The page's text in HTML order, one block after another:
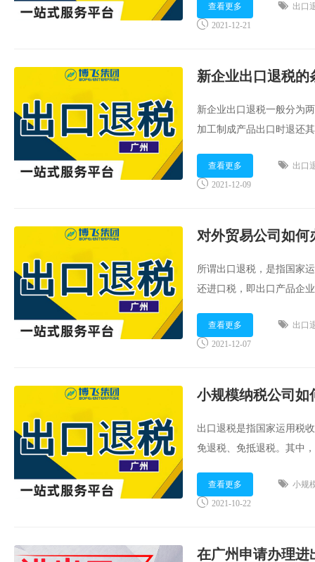
市场上的竞争力并且为世
查看更多
出口
2021-12-21
新企业出口退税的
新企业出口退税一般分为
加工制成产品出口时退还
市场上的竞争力并且为世
查看更多
出口
2021-12-09
对外贸易公司如何
所谓出口退税​，是指国家
还进口税，即出口产品企
已纳的国内税金。总的来
查看更多
出口
2021-12-07
小规模纳税公司如
出口退税是指国家运用税
免退税、免抵退税。其中
免征在国内各生产环节和
查看更多
小规
2021-10-22
在广州申请办理进